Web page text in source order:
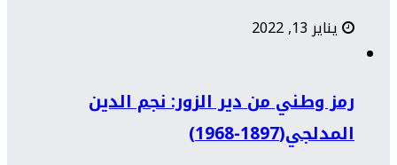
يناير 13, 2022
رمز وطني من دير الزور: نجم الدين
المدلجي(1897-1968)